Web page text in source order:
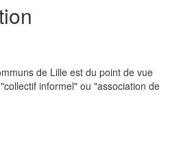
de Lille est du point de vue
informel" ou "association de